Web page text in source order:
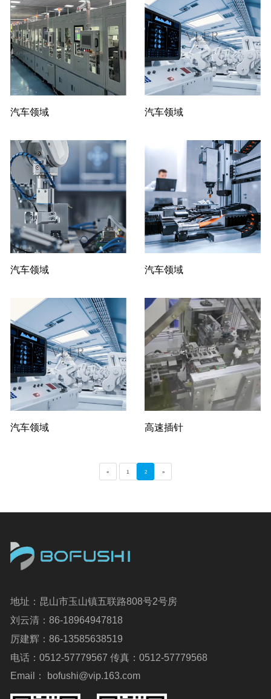
汽车领域 汽车领域
汽车领域 汽车领域
汽车领域 高速插针
« 1 2 »
地址：昆山市玉山镇五联路808号2号房
刘云清：86-18964947818
厉建辉：86-13585638519
电话：0512-57779567 传真：0512-57779568
Email： bofushi@vip.163.com